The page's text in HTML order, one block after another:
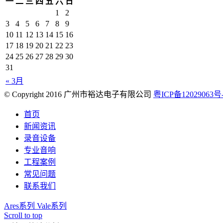
« 3月
1
2
3
4 5 6 7 8
9
10 11 12 13 14 15 16
17 18 19 20 21 22 23
24 25 26 27 28 29 30
31
© Copyright 2016 广州市裕达电子有限公司 粤ICP备12029063号
首页
新闻资讯
录音设备
专业音响
工程案例
常见问题
联系我们
Ares系列 Vale系列
Scroll to top